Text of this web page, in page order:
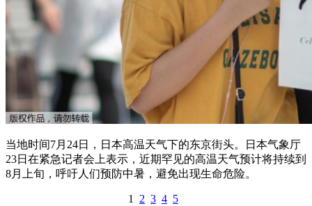
当地时间7月24日，日本高温天气下的东京街头。日本气象厅
23日在紧急记者会上表示，近期罕见的高温天气预计将持续到
8月上旬，呼吁人们预防中暑，避免出现生命危险。
1 2 3 4 5